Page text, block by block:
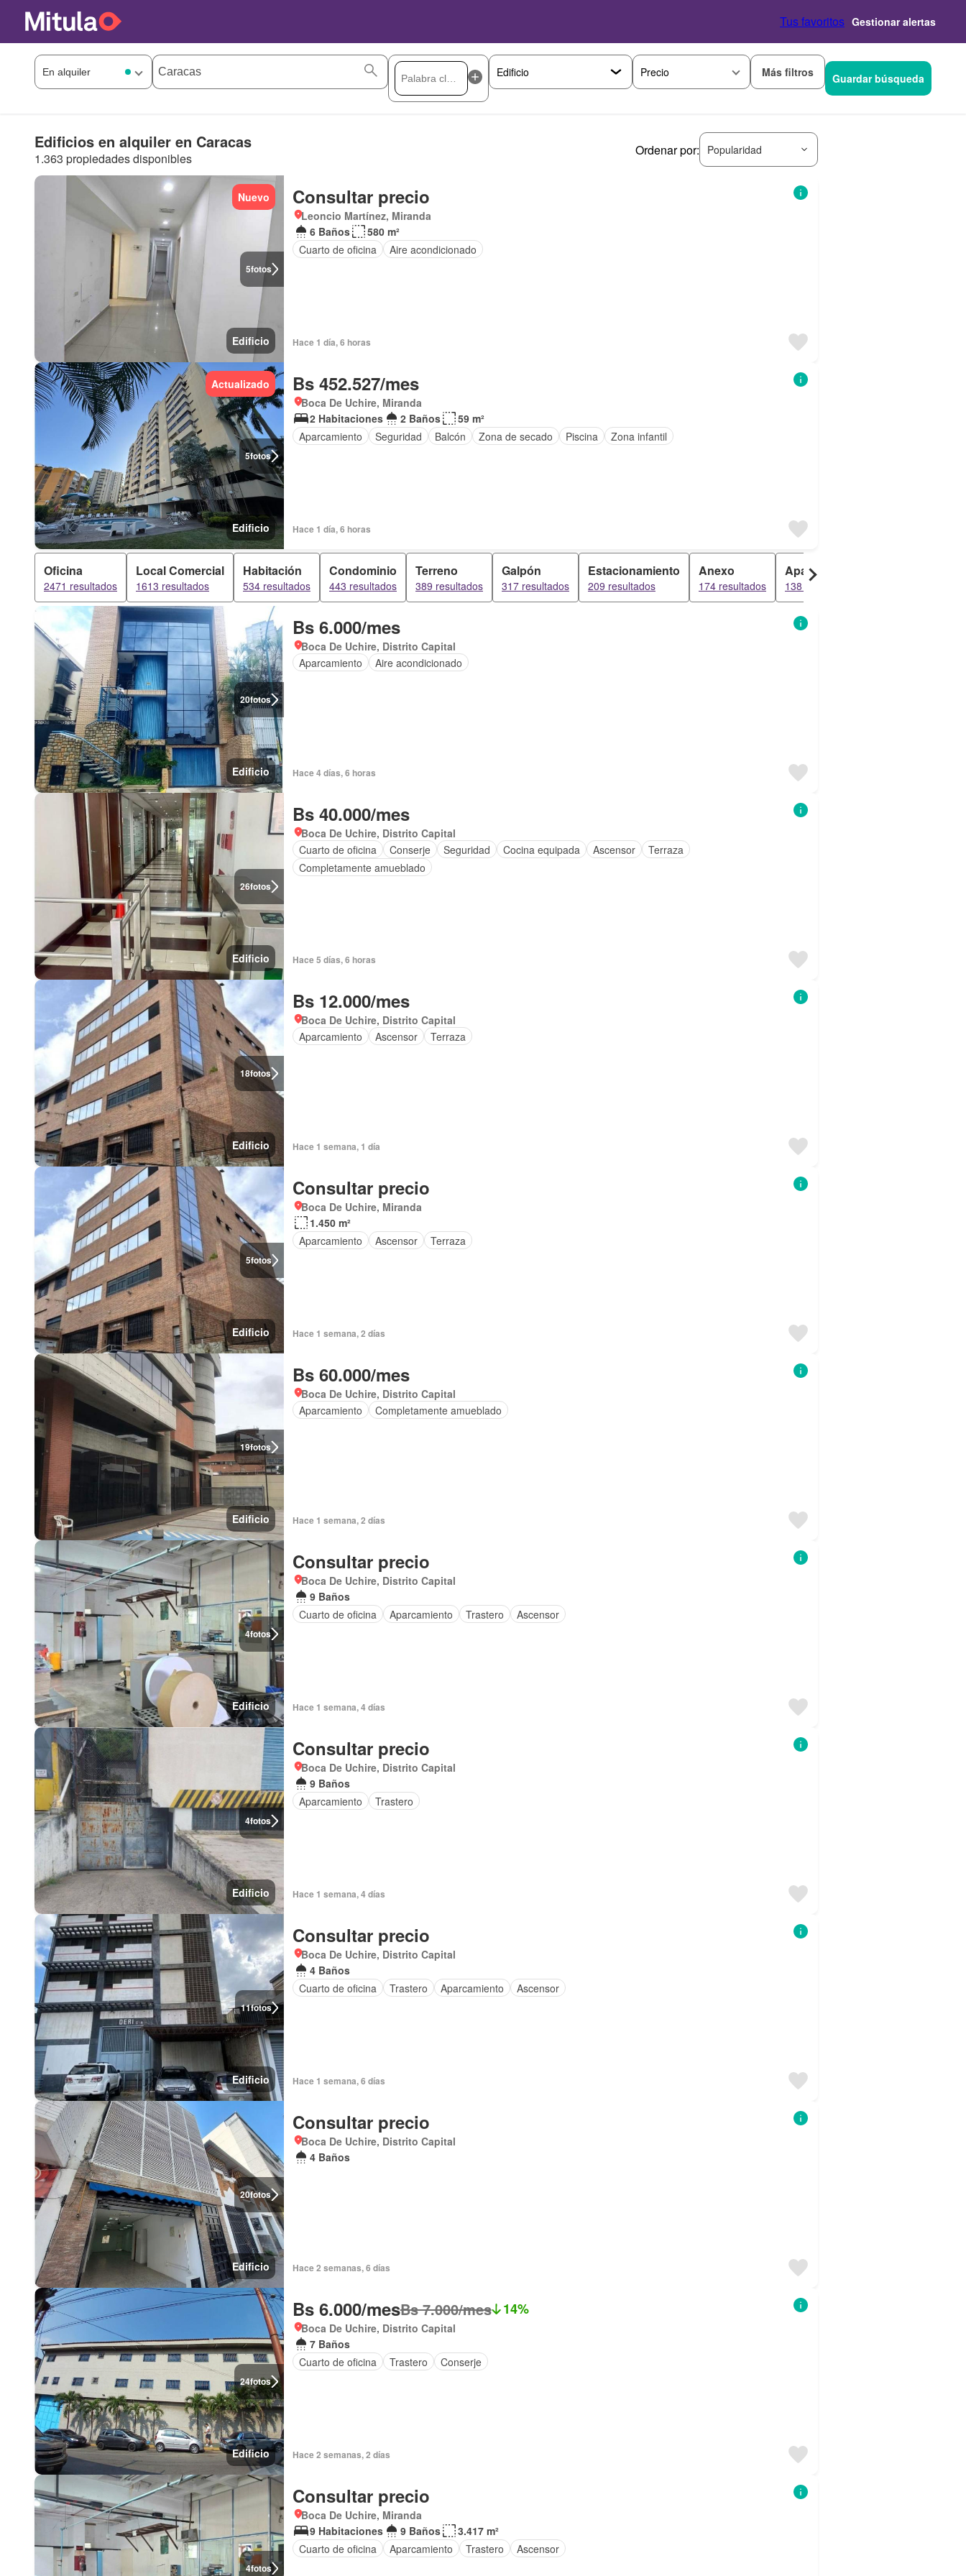
Tus favoritos Gestionar alertas
Precio Más filtros Guardar búsqueda
Edificios en alquiler en Caracas
1.363 propiedades disponibles
Ordenar por: Popularidad
5fotos
Nuevo
Edificio
Consultar precio
Leoncio Martínez, Miranda
6 Baños
580 m²
Cuarto de oficina
Aire acondicionado
Hace 1 día, 6 horas
5fotos
Actualizado
Edificio
Bs 452.527/mes
Boca De Uchire, Miranda
2 Habitaciones
2 Baños
59 m²
Aparcamiento
Seguridad Balcón Zona de secado Piscina Zona infantil
Hace 1 día, 6 horas
Oficina
2471 resultados
Local Comercial
1613 resultados
Habitación
534 resultados
Condominio
443 resultados
Terreno
389 resultados
Galpón
317 resultados
Estacionamiento
209 resultados
Anexo
174 resultados
Apartamento
138 resultados
20fotos
Edificio
Bs 6.000/mes
Boca De Uchire, Distrito Capital
Aparcamiento
Aire acondicionado
Hace 4 días, 6 horas
26fotos
Edificio
Bs 40.000/mes
Boca De Uchire, Distrito Capital
Cuarto de oficina
Conserje Seguridad Cocina equipada Ascensor
Terraza
Completamente amueblado
Hace 5 días, 6 horas
18fotos
Edificio
Bs 12.000/mes
Boca De Uchire, Distrito Capital
Aparcamiento
Ascensor Terraza
Hace 1 semana, 1 día
5fotos
Edificio
Consultar precio
Boca De Uchire, Miranda
1.450 m²
Aparcamiento
Ascensor Terraza
Hace 1 semana, 2 días
19fotos
Edificio
Bs 60.000/mes
Boca De Uchire, Distrito Capital
Aparcamiento
Completamente amueblado
Hace 1 semana, 2 días
4fotos
Edificio
Consultar precio
Boca De Uchire, Distrito Capital
9 Baños
Cuarto de oficina
Aparcamiento Trastero Ascensor
Hace 1 semana, 4 días
4fotos
Edificio
Consultar precio
Boca De Uchire, Distrito Capital
9 Baños
Aparcamiento
Trastero
Hace 1 semana, 4 días
11fotos
Edificio
Consultar precio
Boca De Uchire, Distrito Capital
4 Baños
Cuarto de oficina
Trastero Aparcamiento Ascensor
Hace 1 semana, 6 días
20fotos
Edificio
Consultar precio
Boca De Uchire, Distrito Capital
4 Baños
Hace 2 semanas, 6 días
24fotos
Edificio
Bs 6.000/mesBs 7.000/mes 14%
Boca De Uchire, Distrito Capital
7 Baños
Cuarto de oficina
Trastero Conserje
Hace 2 semanas, 2 días
4fotos
Consultar precio
Boca De Uchire, Miranda
9 Habitaciones
9 Baños
3.417 m²
Cuarto de oficina
Aparcamiento Trastero Ascensor